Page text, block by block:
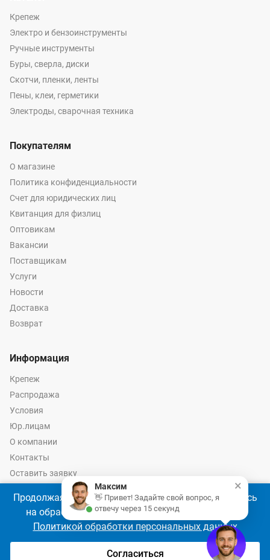
Крепеж
Электро и бензоинструменты
Ручные инструменты
Буры, сверла, диски
Скотчи, пленки, ленты
Пены, клеи, герметики
Электроды, сварочная техника
Покупателям
О магазине
Политика конфиденциальности
Счет для юридических лиц
Квитанция для физлиц
Оптовикам
Вакансии
Поставщикам
Услуги
Новости
Доставка
Возврат
Информация
Крепеж
Распродажа
Условия
Юр.лицам
О компании
Контакты
Оставить заявку
Калькулятор крепежа
© 2026 год Оптово-розничные продажи крепежа и инструмента -
Ремкреп.ру
Продолжая использовать наш сайт, Вы соглашаетесь
на обработку файлов cookie 🍪 в соответствии с
Политикой обработки персональных данных
Согласиться
×
Максим
👋 Привет! Задайте свой вопрос, я
отвечу через 15 секунд